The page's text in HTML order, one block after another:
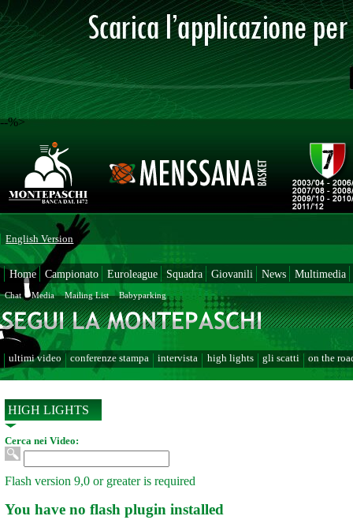
--%>
English Version
Home Campionato Euroleague Squadra Giovanili News Multimedia
Chat Media Mailing List Babyparking
ultimi video conferenze stampa intervista high lights gli scatti on the
HIGH LIGHTS
Cerca nei Video:
Flash version 9,0 or greater is required
You have no flash plugin installed